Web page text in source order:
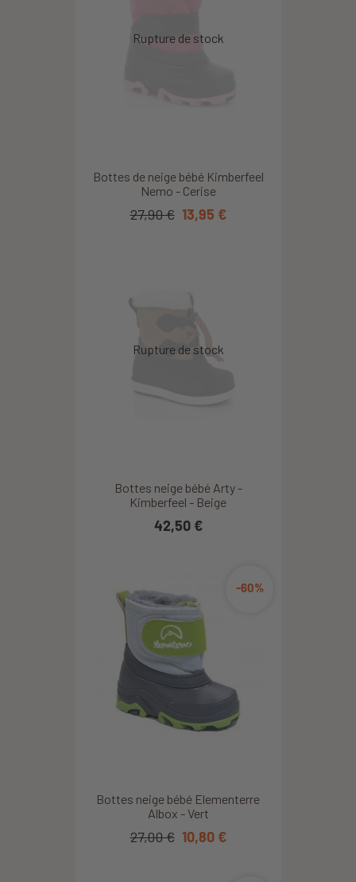
Bottes de neige bébé Kimberfeel
Nemo - Cerise
27,90 € 13,95 €
Bottes neige bébé Arty -
Kimberfeel - Beige
42,50 €
Bottes neige bébé Elementerre
Albox - Vert
-60%
27,00 € 10,80 €